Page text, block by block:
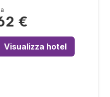
€
Visualizza hotel